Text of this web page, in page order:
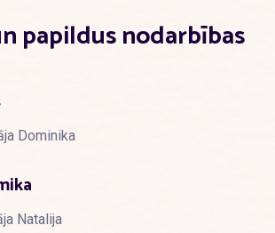
papildus nodarbības
Dominika
Natalija